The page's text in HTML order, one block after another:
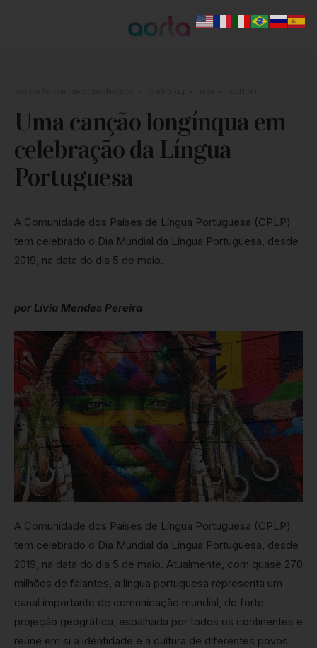
Uma canção longínqua em
celebração da Língua
Portuguesa
A Comunidade dos Países de Língua Portuguesa (CPLP)
tem celebrado o Dia Mundial da Língua Portuguesa, desde
2019, na data do dia 5 de maio.
por Lívia Mendes Pereira
A Comunidade dos Países de Língua Portuguesa (CPLP)
tem celebrado o Dia Mundial da Língua Portuguesa, desde
2019, na data do dia 5 de maio. Atualmente, com quase 270
milhões de falantes, a língua portuguesa representa um
canal importante de comunicação mundial, de forte
projeção geográfica, espalhada por todos os continentes e
reúne em si a identidade e a cultura de diferentes povos.